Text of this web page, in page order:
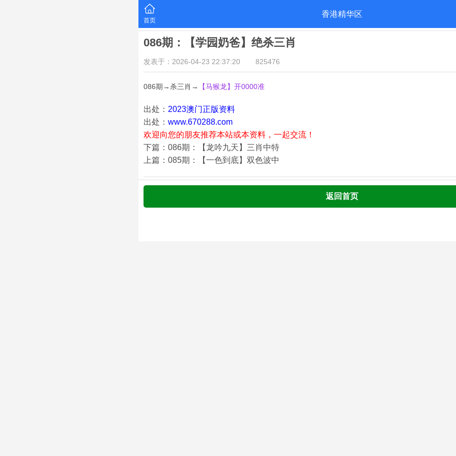
首页
香港精华区
086期：【学园奶爸】绝杀三肖
发表于：2026-04-23 22:37:20 825476
086期→杀三肖→ 【马猴龙】开0000准
出处： 2023澳门正版资料
出处： www.670288.com
欢迎向您的朋友推荐本站或本资料，一起交流！
下篇：086期：【龙吟九天】三肖中特
上篇：085期：【一色到底】双色波中
返回首页